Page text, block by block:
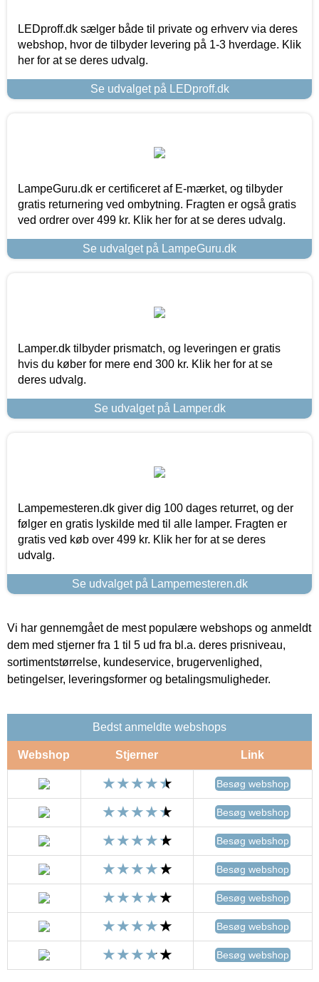
LEDproff.dk sælger både til private og erhverv via deres
webshop, hvor de tilbyder levering på 1-3 hverdage. Klik
her for at se deres udvalg.
Se udvalget på LEDproff.dk
LampeGuru.dk er certificeret af E-mærket, og tilbyder
gratis returnering ved ombytning. Fragten er også gratis
ved ordrer over 499 kr. Klik her for at se deres udvalg.
Se udvalget på LampeGuru.dk
Lamper.dk tilbyder prismatch, og leveringen er gratis
hvis du køber for mere end 300 kr. Klik her for at se
deres udvalg.
Se udvalget på Lamper.dk
Lampemesteren.dk giver dig 100 dages returret, og der
følger en gratis lyskilde med til alle lamper. Fragten er
gratis ved køb over 499 kr. Klik her for at se deres
udvalg.
Se udvalget på Lampemesteren.dk
Vi har gennemgået de mest populære webshops og anmeldt
dem med stjerner fra 1 til 5 ud fra bl.a. deres prisniveau,
sortimentstørrelse, kundeservice, brugervenlighed,
betingelser, leveringsformer og betalingsmuligheder.
Bedst anmeldte webshops
Webshop Stjerner Link
Besøg webshop
Besøg webshop
Besøg webshop
Besøg webshop
Besøg webshop
Besøg webshop
Besøg webshop